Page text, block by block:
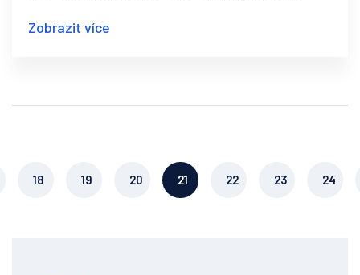
Zobrazit více
18 19 20 21 22 23 24